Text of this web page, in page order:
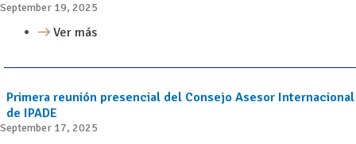
September 19, 2025
Ver más
Primera reunión presencial del Consejo Asesor Internacional
de IPADE
September 17, 2025